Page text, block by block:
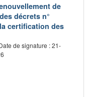
de
décrets n°
certification des
de signature : 21-